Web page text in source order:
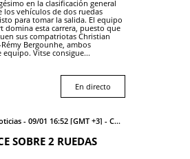
en la clasificación general
los vehículos de dos ruedas
para tomar la salida. El equipo
domina esta carrera, puesto que
sus compatriotas Christian
Bergounhe, ambos
equipo. Vitse consigue...
En directo
- 09/01 16:52 [GMT +3] - Coche
SOBRE 2 RUEDAS